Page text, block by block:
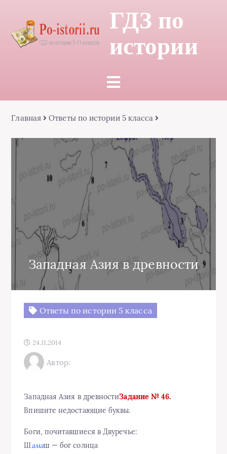
ГДЗ по
истории
Главная Ответы по истории 5 класса
Западная Азия в древности
Ответы по истории 5 класса
24.11.2014
Автор:
Западная Азия в древностиЗадание № 46.
Впишите недостающие буквы.
Боги, почитавшиеся в Двуречье:
Шамаш — бог солнца